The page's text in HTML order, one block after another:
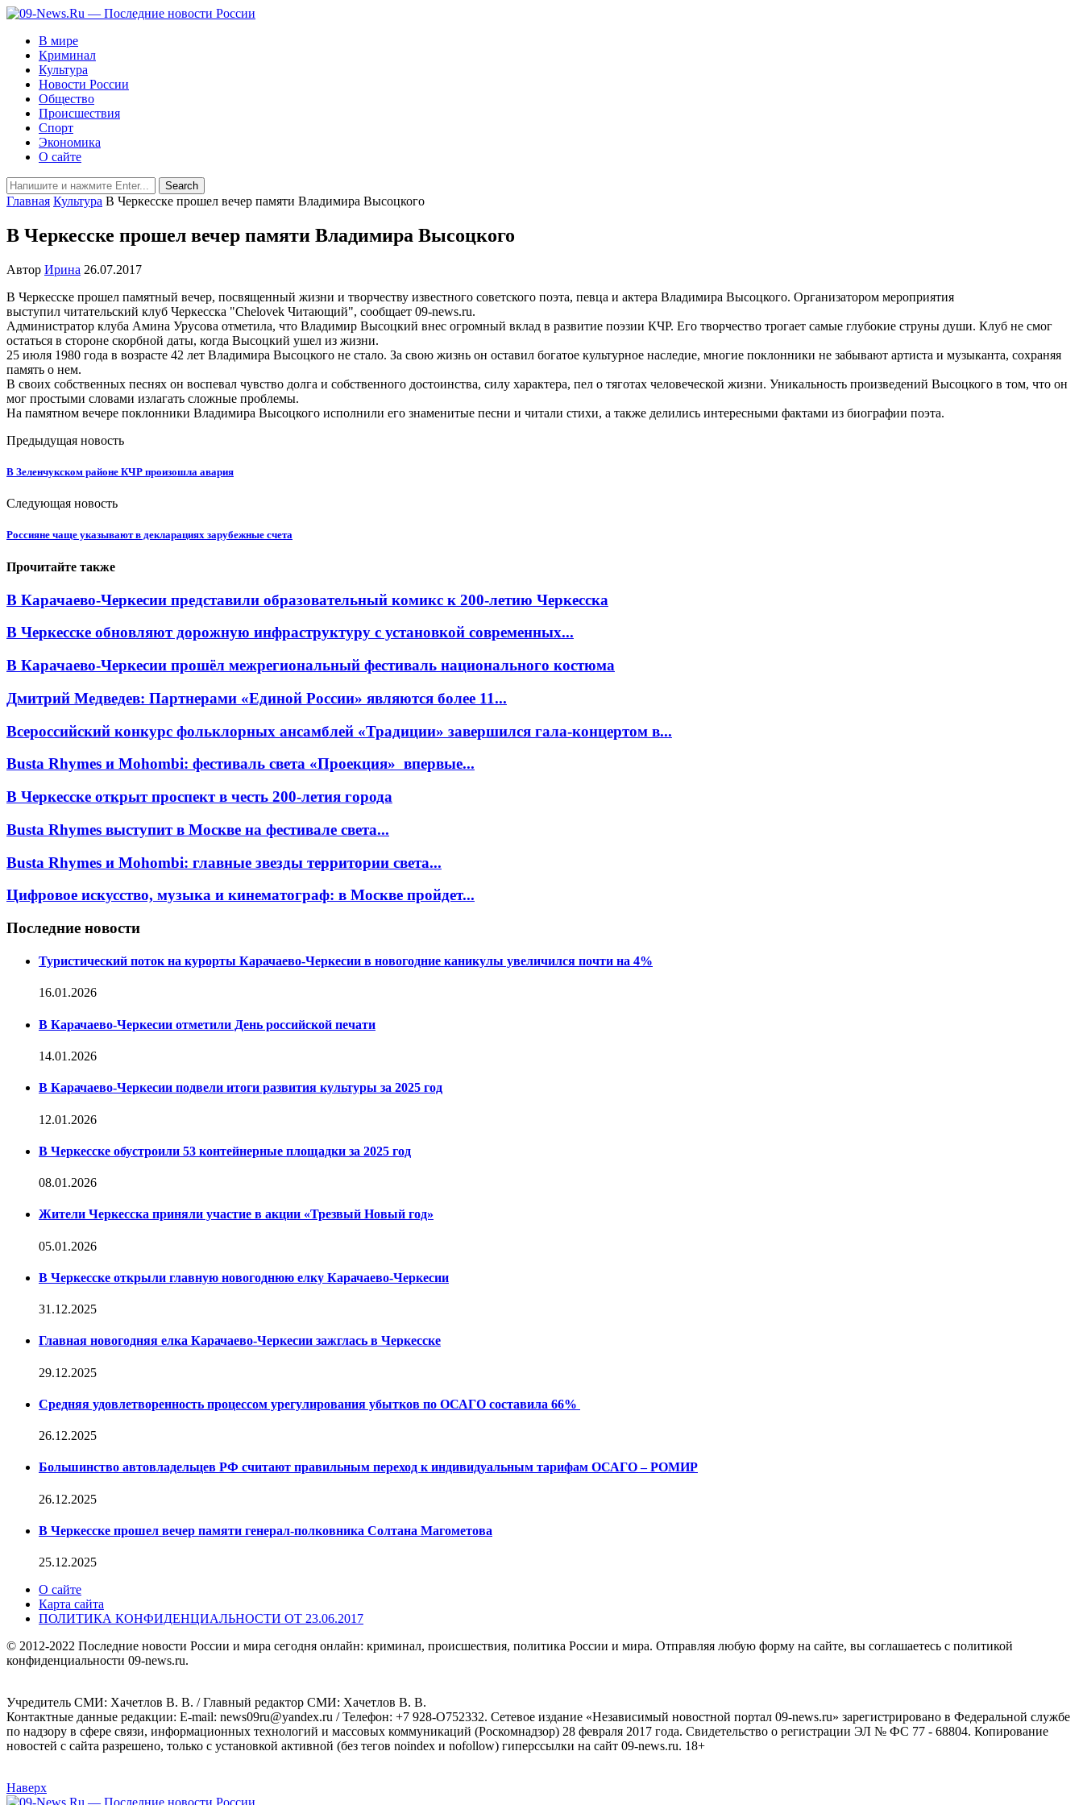
В мире
Криминал
Культура
Новости России
Общество
Происшествия
Спорт
Экономика
О сайте
Главная Культура В Черкесске прошел вечер памяти Владимира Высоцкого
В Черкесске прошел вечер памяти Владимира Высоцкого
Автор Ирина 26.07.2017
В Черкесске прошел памятный вечер, посвященный жизни и творчеству известного советского поэта, певца и актера Владимира Высоцкого. Организатором мероприятия
выступил читательский клуб Черкесска "Chelovek Читающий", сообщает 09-news.ru.
Администратор клуба Амина Урусова отметила, что Владимир Высоцкий внес огромный вклад в развитие поэзии КЧР. Его творчество трогает самые глубокие струны души. Клуб не смог
остаться в стороне скорбной даты, когда Высоцкий ушел из жизни.
25 июля 1980 года в возрасте 42 лет Владимира Высоцкого не стало. За свою жизнь он оставил богатое культурное наследие, многие поклонники не забывают артиста и музыканта, сохраняя
память о нем.
В своих собственных песнях он воспевал чувство долга и собственного достоинства, силу характера, пел о тяготах человеческой жизни. Уникальность произведений Высоцкого в том, что он
мог простыми словами излагать сложные проблемы.
На памятном вечере поклонники Владимира Высоцкого исполнили его знаменитые песни и читали стихи, а также делились интересными фактами из биографии поэта.
Предыдущая новость
В Зеленчукском районе КЧР произошла авария
Следующая новость
Россияне чаще указывают в декларациях зарубежные счета
Прочитайте также
В Карачаево-Черкесии представили образовательный комикс к 200-летию Черкесска
В Черкесске обновляют дорожную инфраструктуру с установкой современных...
В Карачаево-Черкесии прошёл межрегиональный фестиваль национального костюма
Дмитрий Медведев: Партнерами «Единой России» являются более 11...
Всероссийский конкурс фольклорных ансамблей «Традиции» завершился гала-концертом в...
Busta Rhymes и Mohombi: фестиваль света «Проекция» впервые...
В Черкесске открыт проспект в честь 200-летия города
Busta Rhymes выступит в Москве на фестивале света...
Busta Rhymes и Mohombi: главные звезды территории света...
Цифровое искусство, музыка и кинематограф: в Москве пройдет...
Последние новости
Туристический поток на курорты Карачаево-Черкесии в новогодние каникулы увеличился почти на 4%
16.01.2026
В Карачаево-Черкесии отметили День российской печати
14.01.2026
В Карачаево-Черкесии подвели итоги развития культуры за 2025 год
12.01.2026
В Черкесске обустроили 53 контейнерные площадки за 2025 год
08.01.2026
Жители Черкесска приняли участие в акции «Трезвый Новый год»
05.01.2026
В Черкесске открыли главную новогоднюю елку Карачаево-Черкесии
31.12.2025
Главная новогодняя елка Карачаево-Черкесии зажглась в Черкесске
29.12.2025
Средняя удовлетворенность процессом урегулирования убытков по ОСАГО составила 66%
26.12.2025
Большинство автовладельцев РФ считают правильным переход к индивидуальным тарифам ОСАГО – РОМИР
26.12.2025
В Черкесске прошел вечер памяти генерал-полковника Солтана Магометова
25.12.2025
О сайте
Карта сайта
ПОЛИТИКА КОНФИДЕНЦИАЛЬНОСТИ ОТ 23.06.2017
© 2012-2022 Последние новости России и мира сегодня онлайн: криминал, происшествия, политика России и мира. Отправляя любую форму на сайте, вы соглашаетесь с политикой
конфиденциальности 09-news.ru.
Учредитель СМИ: Хaчeтлoв B. B. / Главный редактор СМИ: Хaчeтлoв B. B.
Контактные данные редакции: E-mail: news09ru@yandex.ru / Телефон: +7 928-O752332. Сетевое издание «Независимый новостной портал 09-news.ru» зарегистрировано в Федеральной службе
по надзору в сфере связи, информационных технологий и массовых коммуникаций (Роскомнадзор) 28 февраля 2017 года. Свидетельство о регистрации ЭЛ № ФС 77 - 68804. Копирование
новостей с сайта разрешено, только с установкой активной (без тегов noindex и nofollow) гиперссылки на сайт 09-news.ru. 18+
Наверх